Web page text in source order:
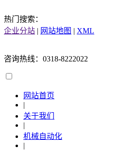
热门搜索：
企业分站 | 网站地图 | XML
咨询热线：0318-8222022
网站首页
|
关于我们
|
机械自动化
|